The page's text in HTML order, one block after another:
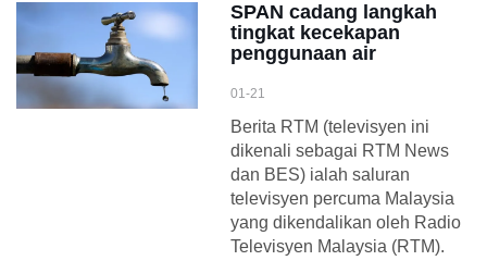
SPAN cadang langkah
tingkat kecekapan
penggunaan air
01-21
Berita RTM (televisyen ini
dikenali sebagai RTM News
dan BES) ialah saluran
televisyen percuma Malaysia
yang dikendalikan oleh Radio
Televisyen Malaysia (RTM).